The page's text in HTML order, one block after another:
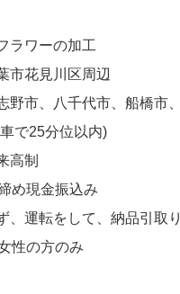
ラワーの加工
市花見川区周辺
野市、八千代市、船橋市
で25分位以内)
高制
め現金振込み
、運転をして、納品引取
性の方のみ